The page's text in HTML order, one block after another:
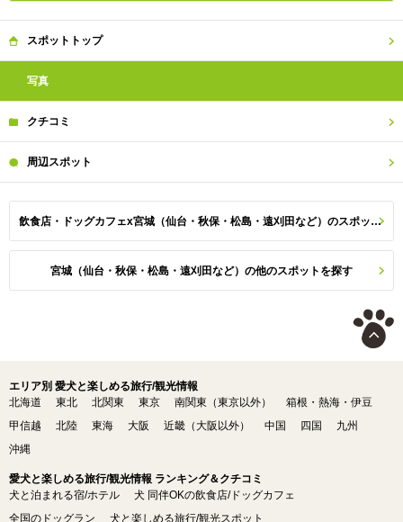
スポット トップ
写真
クチコミ
周辺スポット
飲食店・ドッグカフェx宮城（仙台・秋保・松島・遠刈田など）のスポット一覧
宮城（仙台・秋保・松島・遠刈田など）の他のスポットを探す
エリア別 愛犬と楽しめる旅行/観光情報
北海道
東北 北関東 東京 南関東（東京以外）
箱根・熱海・伊豆
甲信越
北陸 東海 大阪 近畿（大阪以外） 中国 四国
九州
沖縄
愛犬と楽しめる旅行/観光情報 ランキング＆クチコミ
犬と泊まれる宿/ホテル
犬 同伴OKの飲食店/ドッグカフェ
全国のドッグラン
犬と楽しめる旅行/観光スポット